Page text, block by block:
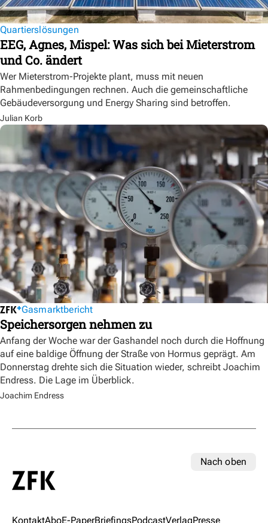
Quartierslösungen
EEG, Agnes, Mispel: Was sich bei Mieterstrom
und Co. ändert
Wer Mieterstrom-Projekte plant, muss mit neuen
Rahmenbedingungen rechnen. Auch die gemeinschaftliche
Gebäudeversorgung und Energy Sharing sind betroffen.
Julian Korb
Gasmarktbericht
Speichersorgen nehmen zu
Anfang der Woche war der Gashandel noch durch die Hoffnung
auf eine baldige Öffnung der Straße von Hormus geprägt. Am
Donnerstag drehte sich die Situation wieder, schreibt Joachim
Endress. Die Lage im Überblick.
Joachim Endress
Nach oben
KontaktAboE-PaperBriefingsPodcastVerlagPresse